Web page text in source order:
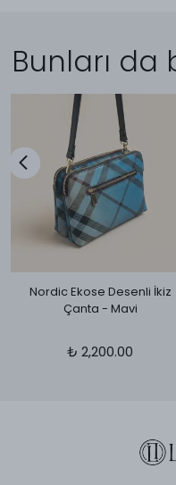
Bunları da
Nordic Ekose Desenli İkiz
Çanta - Mavi
₺ 2,200.00